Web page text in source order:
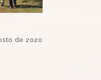
de 2020